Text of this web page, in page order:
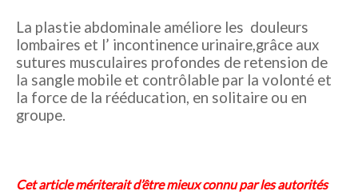
La plastie abdominale améliore les douleurs
lombaires et l’ incontinence urinaire,grâce aux
sutures musculaires profondes de retension de
la sangle mobile et contrôlable par la volonté et
la force de la rééducation, en solitaire ou en
groupe.
Cet article mériterait d’être mieux connu par les autorités